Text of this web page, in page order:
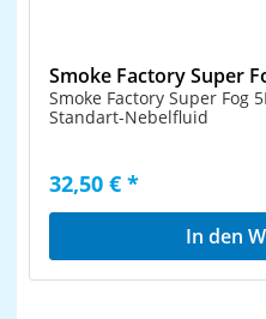
Smoke Factory Super
Smoke Factory Super Fog
Standart-Nebelfluid
32,50 € *
In den